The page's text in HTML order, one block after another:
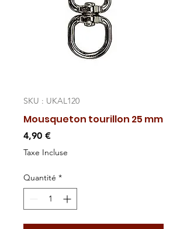
SKU : UKAL120
Mousqueton tourillon 25 mm
4,90 €Prix
Taxe Incluse
Quantité *